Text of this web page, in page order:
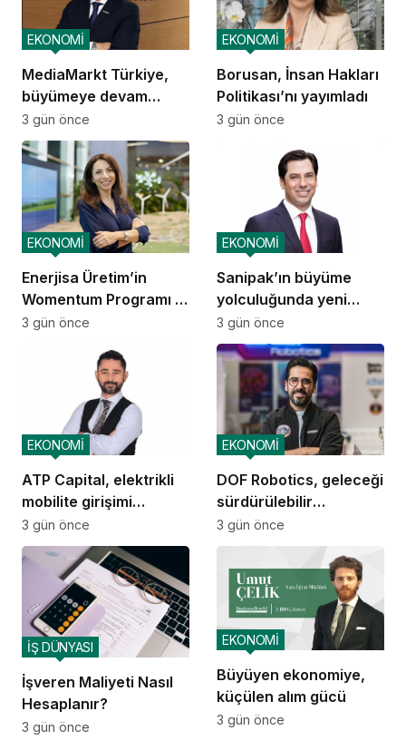
MediaMarkt Türkiye,
büyümeye devam
ediyor
EKONOMİ
3 gün önce
Borusan, İnsan Hakları
Politikası’nı yayımladı
EKONOMİ
3 gün önce
Enerjisa Üretim’in
Womentum Programı 5
yılda yaklaşık 11 bin
EKONOMİ
3 gün önce
Sanipak’ın büyüme
yolculuğunda yeni
dönem
EKONOMİ
3 gün önce
ATP Capital, elektrikli
mobilite girişimi
Voltivo’yu kuruyor
EKONOMİ
3 gün önce
DOF Robotics, geleceği
sürdürülebilir
teknolojiyle tasarlıyor
EKONOMİ
3 gün önce
İşveren Maliyeti Nasıl
Hesaplanır?
İŞ DÜNYASI
3 gün önce
Büyüyen ekonomiye,
küçülen alım gücü
EKONOMİ
3 gün önce